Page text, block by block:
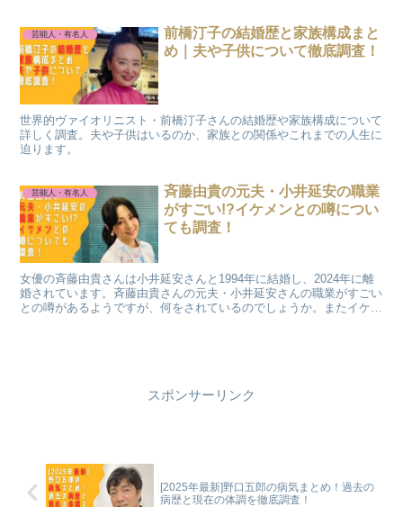
芸能人・有名人
前橋汀子の結婚歴と家族構成まと
め｜夫や子供について徹底調査！
世界的ヴァイオリニスト・前橋汀子さんの結婚歴や家族構成について
詳しく調査。夫や子供はいるのか、家族との関係やこれまでの人生に
迫ります。
芸能人・有名人
斉藤由貴の元夫・小井延安の職業
がすごい!?イケメンとの噂につい
ても調査！
女優の斉藤由貴さんは小井延安さんと1994年に結婚し、2024年に離
婚されています。斉藤由貴さんの元夫・小井延安さんの職業がすごい
との噂があるようですが、何をされているのでしょうか。またイケメ
スポンサーリンク
[2025年最新]野口五郎の病気まとめ！過去の
病歴と現在の体調を徹底調査！